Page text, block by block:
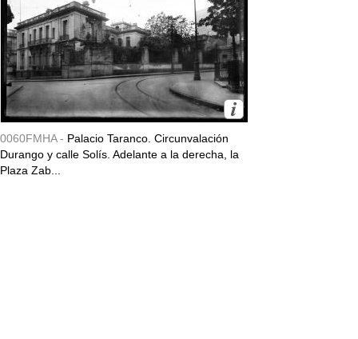
0060FMHA - Palacio Taranco. Circunvalación
Durango y calle Solís. Adelante a la derecha, la
Plaza Zab...